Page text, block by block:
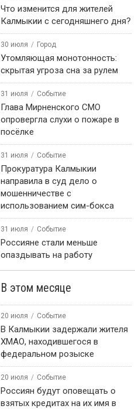
Что изменится для жителей
Калмыкии с сегодняшнего дня?
30 июля Город
Утомляющая монотонность:
скрытая угроза сна за рулем
31 июля Событие
Глава Мирненского СМО
опровергла слухи о пожаре в
посёлке
31 июля Событие
Прокуратура Калмыкии
направила в суд дело о
мошенничестве с
использованием сим-бокса
31 июля Событие
Россияне стали меньше
опаздывать на работу
В этом месяце
20 июля Событие
В Калмыкии задержали жителя
ХМАО, находившегося в
федеральном розыске
20 июля Событие
Россиян будут оповещать о
взятых кредитах на их имя в